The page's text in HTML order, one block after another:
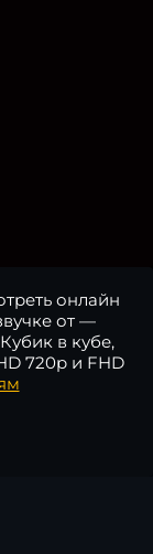
онлайн
от —
в кубе,
720p и FHD